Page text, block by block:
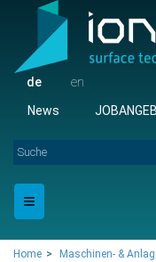
de
en
News
Home
Maschinen- &